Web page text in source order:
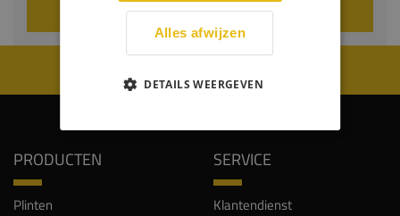
VOEG TOE AAN WINKELWAGEN
PRODUCTEN
Plinten
SERVICE
Klantendienst
Alles afwijzen
DETAILS WEERGEVEN